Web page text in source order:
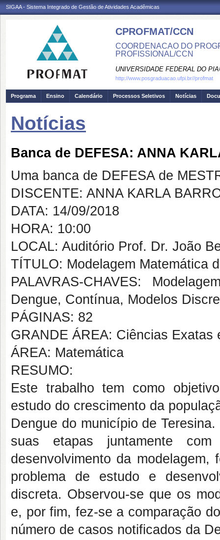
SIGAA - Sistema Integrado de Gestão de Atividades Acadêmicas
CPROFMAT/CCN
COORDENACAO DO
PROFISSIONAL/CCN
UNIVERSIDADE FEDERAL DO
http://www.posgraduacao.ufpi.br//profmat
Programa Ensino Calendário Processos Seletivos Notícias
Notícias
Banca de DEFESA: ANNA
Uma banca de DEFESA de
DISCENTE: ANNA KARLA
DATA: 14/09/2018
HORA: 10:00
LOCAL: Auditório Prof. Dr. João
TÍTULO: Modelagem Matemática
PALAVRAS-CHAVES:
Dengue, Contínua, Modelos
PÁGINAS: 82
GRANDE ÁREA: Ciências Exatas
ÁREA: Matemática
RESUMO:
Este trabalho tem como
estudo do crescimento da
Dengue do município de
suas etapas juntamente
desenvolvimento da
problema de estudo e
discreta. Observou-se que os
e, por fim, fez-se a comparação
número de casos notificados da